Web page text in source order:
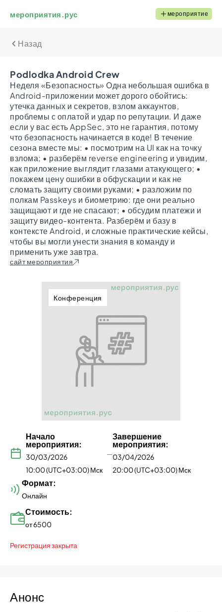
мероприятия.рус мероприятие
Назад
Регистрация закрыта
Podlodka Android Crew
Неделя «Безопасность» Одна небольшая ошибка в
Android-приложении может дорого обойтись:
утечка данных и секретов, взлом аккаунтов,
проблемы с оплатой и удар по репутации. И даже
если у вас есть AppSec, это не гарантия, потому
что безопасность начинается в коде! В течение
сезона вместе мы: • посмотрим на UI как на точку
взлома; • разберём reverse engineering и увидим,
как приложение выглядит глазами атакующего; •
покажем цену ошибки в обфускации и как не
сломать защиту своими руками; • разложим по
полкам Passkeys и биометрию: где они реально
защищают и где не спасают; • обсудим платежи и
защиту видео-контента. Разберём и базу в
контексте Android, и сложные практические кейсы,
чтобы вы могли унести знания в команду и
применить уже завтра.
сайт мероприятия
Конференция
Начало
мероприятия:
30/03/2026
10:00 (UTC+03:00) Мск
—
Завершение
мероприятия:
03/04/2026
20:00 (UTC+03:00) Мск
Формат:
Онлайн
Стоимость:
от 6500
Анонс